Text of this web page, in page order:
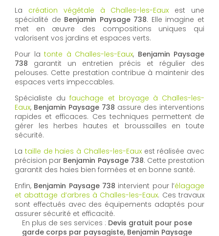
La création végétale à Challes-les-Eaux est une
spécialité de Benjamin Paysage 738. Elle imagine et
met en œuvre des compositions uniques qui
valorisent vos jardins et espaces verts.
Pour la tonte à Challes-les-Eaux, Benjamin Paysage
738 garantit un entretien précis et régulier des
pelouses. Cette prestation contribue à maintenir des
espaces verts impeccables.
Spécialiste dufauchage et broyage à Challes-les-
Eaux, Benjamin Paysage 738 assure des interventions
rapides et efficaces. Ces techniques permettent de
gérer les herbes hautes et broussailles en toute
sécurité.
La taille de haies à Challes-les-Eauxest réalisée avec
précision par Benjamin Paysage 738. Cette prestation
garantit des haies bien formées et en bonne santé.
Enfin, Benjamin Paysage 738 intervient pour l’élagage
et abattage d’arbres à Challes-les-Eaux. Ces travaux
sont effectués avec des équipements adaptés pour
assurer sécurité et efficacité.
En plus de ses services : Devis gratuit pour pose
garde corps par paysagiste, Benjamin Paysage